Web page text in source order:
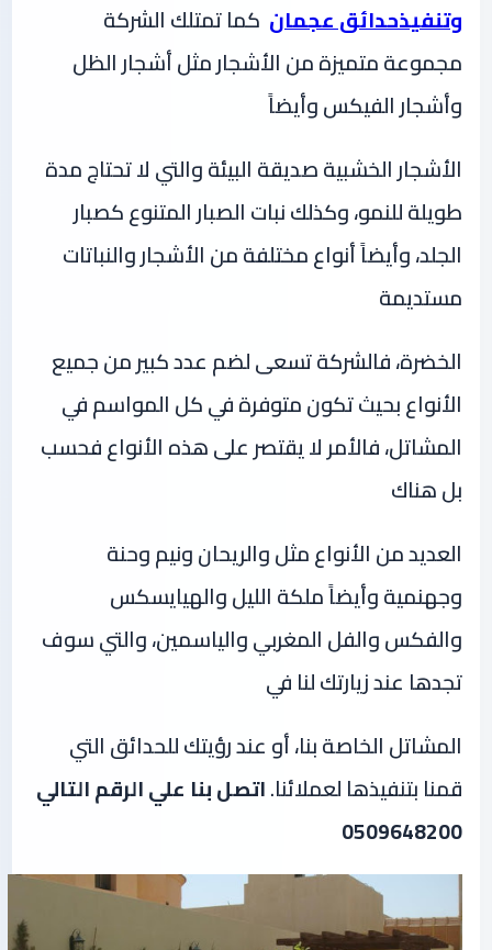
وتنفيذحدائق عجمان كما تمتلك الشركة
مجموعة متميزة من الأشجار مثل أشجار الظل
وأشجار الفيكس وأيضاً
الأشجار الخشبية صديقة البيئة والتي لا تحتاج مدة
طويلة للنمو، وكذلك نبات الصبار المتنوع كصبار
الجلد، وأيضاً أنواع مختلفة من الأشجار والنباتات
مستديمة
الخضرة، فالشركة تسعى لضم عدد كبير من جميع
الأنواع بحيث تكون متوفرة في كل المواسم في
المشاتل، فالأمر لا يقتصر على هذه الأنواع فحسب
بل هناك
العديد من الأنواع مثل والريحان ونيم وحنة
وجهنمية وأيضاً ملكة الليل والهيايسكس
والفكس والفل المغربي والياسمين، والتي سوف
تجدها عند زيارتك لنا في
المشاتل الخاصة بنا، أو عند رؤيتك للحدائق التي
قمنا بتنفيذها لعملائنا.اتصل بنا علي الرقم التالي
0509648200